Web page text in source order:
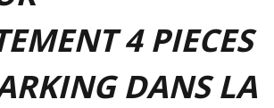
4 PIECES
DANS LA